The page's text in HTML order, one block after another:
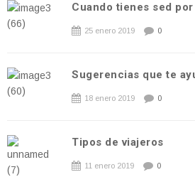
Cuando tienes sed por
25 enero 2019 0
Sugerencias que te
18 enero 2019 0
Tipos de viajeros
11 enero 2019 0